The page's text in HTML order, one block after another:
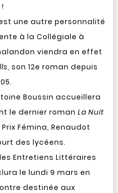
une autre personnalité
à la Collégiale à
viendra en effet
, son 12e roman depuis
Boussin accueillera
le dernier roman La Nuit
Fémina, Renaudot
des lycéens.
Entretiens Littéraires
le lundi 9 mars en
destinée aux